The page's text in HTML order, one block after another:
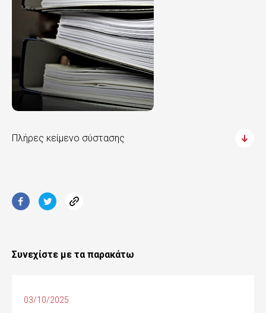
Πλήρες κείμενο σύστασης
Συνεχίστε με τα παρακάτω
03/10/2025